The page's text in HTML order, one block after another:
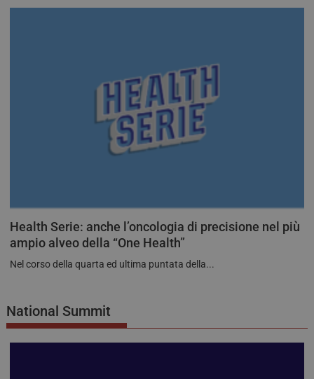
Health Serie: anche l’oncologia di precisione nel più
ampio alveo della “One Health”
Nel corso della quarta ed ultima puntata della...
National Summit